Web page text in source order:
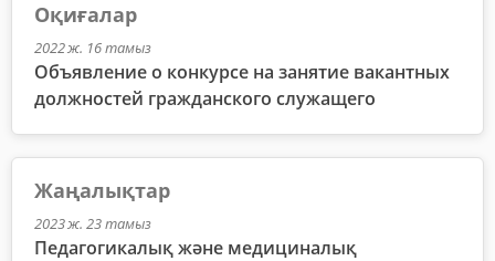
Оқиғалар
2022 ж. 16 тамыз
Объявление о конкурсе на занятие вакантных
должностей гражданского служащего
Жаңалықтар
2023 ж. 23 тамыз
Педагогикалық және медициналық